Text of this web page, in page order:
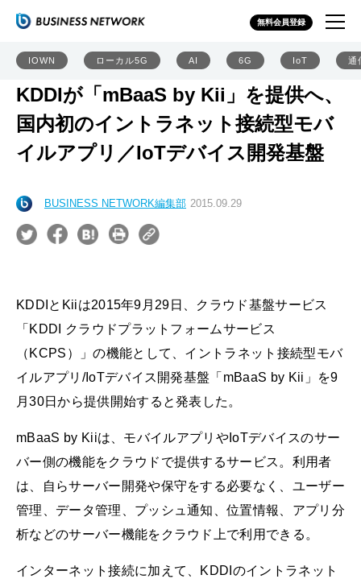
無料会員登録
IOWN ローカル5G AI 6G IoT 通
KDDIが「mBaaS by Kii」を提供へ、
国内初のイントラネット接続型モバ
イルアプリ／IoTデバイス開発基盤
BUSINESS NETWORK編集部 2015.09.29
KDDIとKiiは2015年9月29日、クラウド基盤サービス
「KDDI クラウドプラットフォームサービス
（KCPS）」の機能として、イントラネット接続型モバ
イルアプリ/IoTデバイス開発基盤「mBaaS by Kii」を9
月30日から提供開始すると発表した。
mBaaS by Kiiは、モバイルアプリやIoTデバイスのサー
バー側の機能をクラウドで提供するサービス。利用者
は、自らサーバー開発や保守をする必要なく、ユーザー
管理、データ管理、プッシュ通知、位置情報、アプリ分
析などのサーバー機能をクラウド上で利用できる。
インターネット接続に加えて、KDDIのイントラネット